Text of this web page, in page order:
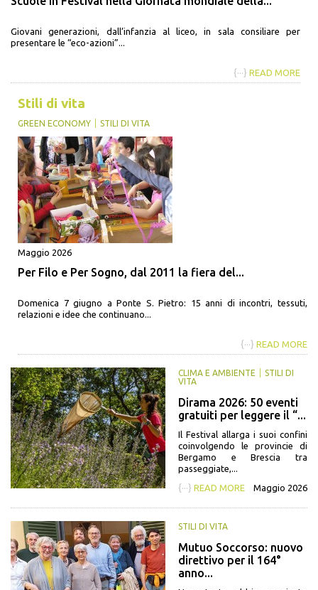
Giovani generazioni, dall’infanzia al liceo, in sala consiliare per
presentare le “eco-azioni”...
{···} READ MORE
Stili di vita
GREEN ECONOMY STILI DI VITA
Maggio 2026
Per Filo e Per Sogno, dal 2011 la fiera del...
Domenica 7 giugno a Ponte S. Pietro: 15 anni di incontri, tessuti,
relazioni e idee che continuano...
{···} READ MORE
CLIMA E AMBIENTE
STILI DI
VITA
Dirama 2026: 50 eventi
gratuiti per leggere il “...
Il Festival allarga i suoi confini
coinvolgendo le provincie di
Bergamo e Brescia tra
passeggiate,...
{···} READ MORE Maggio 2026
STILI DI VITA
Mutuo Soccorso: nuovo
direttivo per il 164°
anno...